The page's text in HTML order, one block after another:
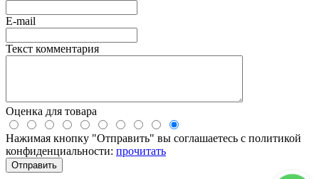
E-mail
Текст комментария
Оценка для товара
Нажимая кнопку "Отправить" вы соглашаетесь с политикой
конфиденциальности: прочитать